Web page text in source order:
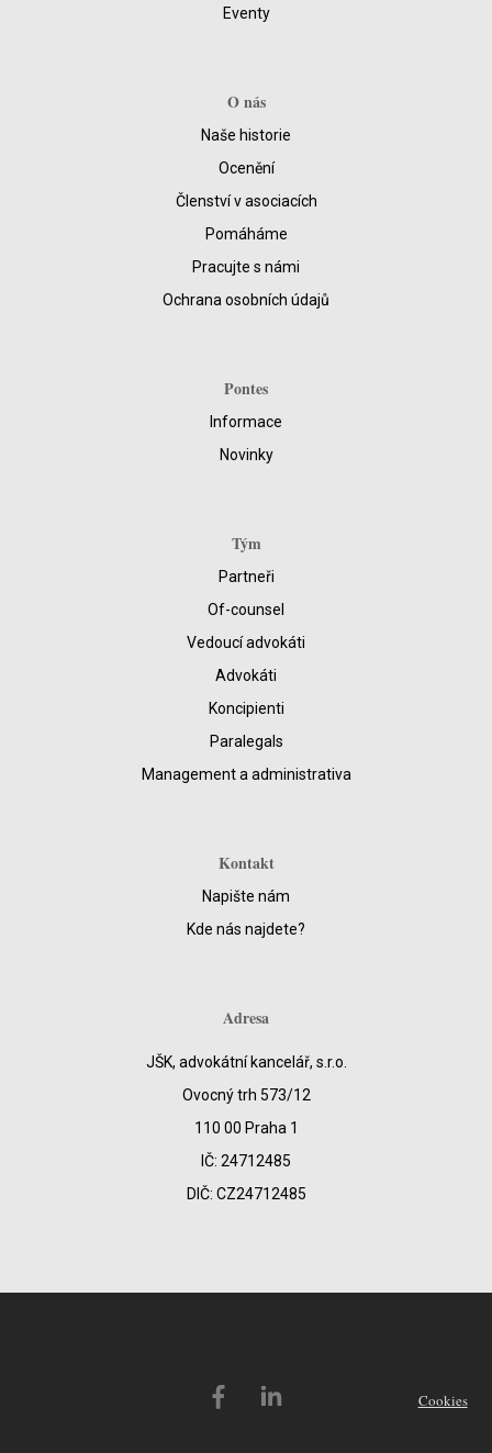
Eventy
O nás
Naše historie
Ocenění
Členství v asociacích
Pomáháme
Pracujte s námi
Ochrana osobních údajů
Pontes
Informace
Novinky
Tým
Partneři
Of-counsel
Vedoucí advokáti
Advokáti
Koncipienti
Paralegals
Management a administrativa
Kontakt
Napište nám
Kde nás najdete?
Adresa
JŠK, advokátní kancelář, s.r.o.
Ovocný trh 573/12
110 00 Praha 1
IČ: 24712485
DIČ: CZ24712485
Cookies